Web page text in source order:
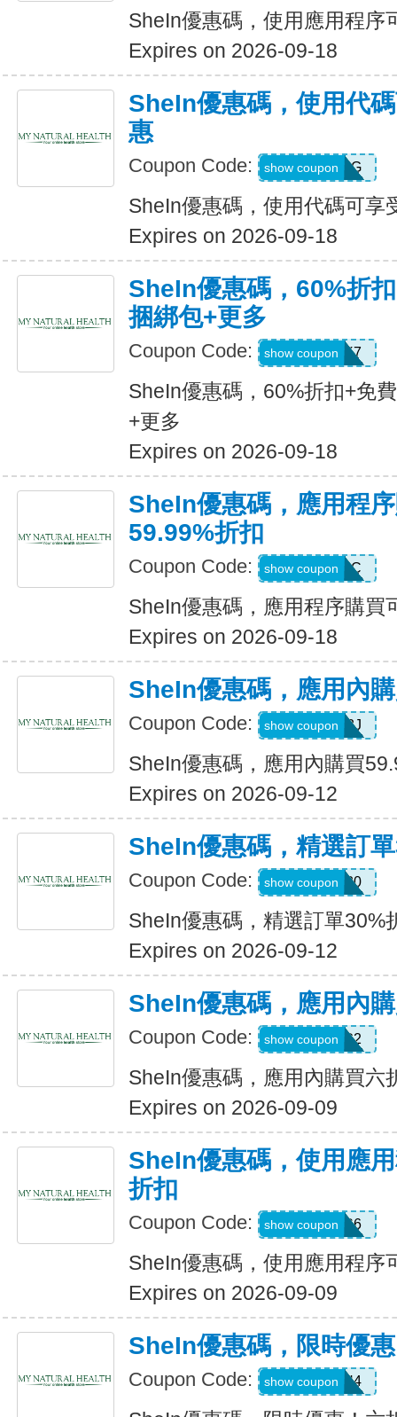
SheIn優惠碼，使用應用程序
Expires on 2026-09-18
SheIn優惠碼，使用代
惠
Coupon Code: 9N6U25G
show coupon
SheIn優惠碼，使用代碼可享
Expires on 2026-09-18
SheIn優惠碼，60%折
捆綁包+更多
Coupon Code: HBPK7
show coupon
SheIn優惠碼，60%折扣+免
+更多
Expires on 2026-09-18
SheIn優惠碼，應用程
59.99%折扣
Coupon Code: MTFK4CC
show coupon
SheIn優惠碼，應用程序購買
Expires on 2026-09-18
SheIn優惠碼，應用內
Coupon Code: VJTWP3J
show coupon
SheIn優惠碼，應用內購買
Expires on 2026-09-12
SheIn優惠碼，精選訂
Coupon Code: AFFCOS30
show coupon
SheIn優惠碼，精選訂單30%
Expires on 2026-09-12
SheIn優惠碼，應用內
Coupon Code: B23FDG2
show coupon
SheIn優惠碼，應用內購買六
Expires on 2026-09-09
SheIn優惠碼，使用應
折扣
Coupon Code: 295KHS6
show coupon
SheIn優惠碼，使用應用程序
Expires on 2026-09-09
SheIn優惠碼，限時優
Coupon Code: HFNH4
show coupon